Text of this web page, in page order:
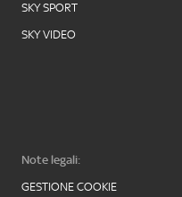
SKY SPORT
SKY VIDEO
Note legali:
GESTIONE COOKIE